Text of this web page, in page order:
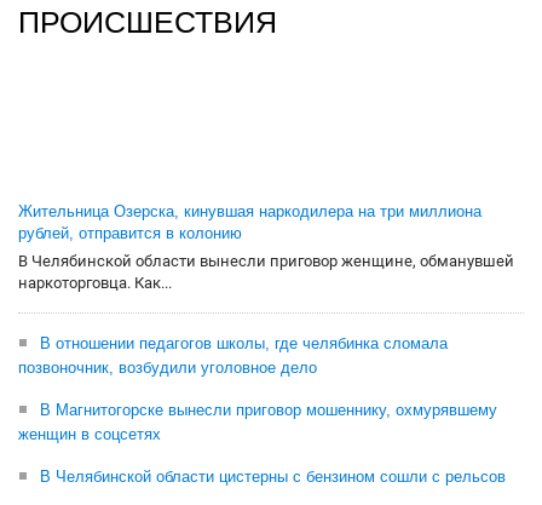
ПРОИСШЕСТВИЯ
Жительница Озерска, кинувшая наркодилера на три миллиона
рублей, отправится в колонию
В Челябинской области вынесли приговор женщине, обманувшей
наркоторговца. Как...
В отношении педагогов школы, где челябинка сломала
позвоночник, возбудили уголовное дело
В Магнитогорске вынесли приговор мошеннику, охмурявшему
женщин в соцсетях
В Челябинской области цистерны с бензином сошли с рельсов